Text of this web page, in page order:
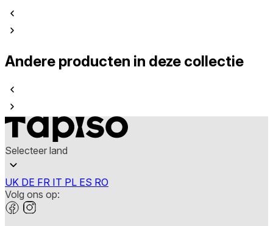
Andere producten in deze collectie
Selecteer land
UK DE FR IT PL ES RO
Volg ons op: